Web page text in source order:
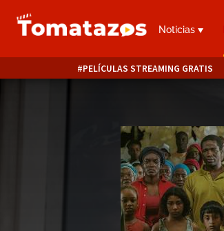
Noticias
PELÍCULAS STREAMING GRATIS